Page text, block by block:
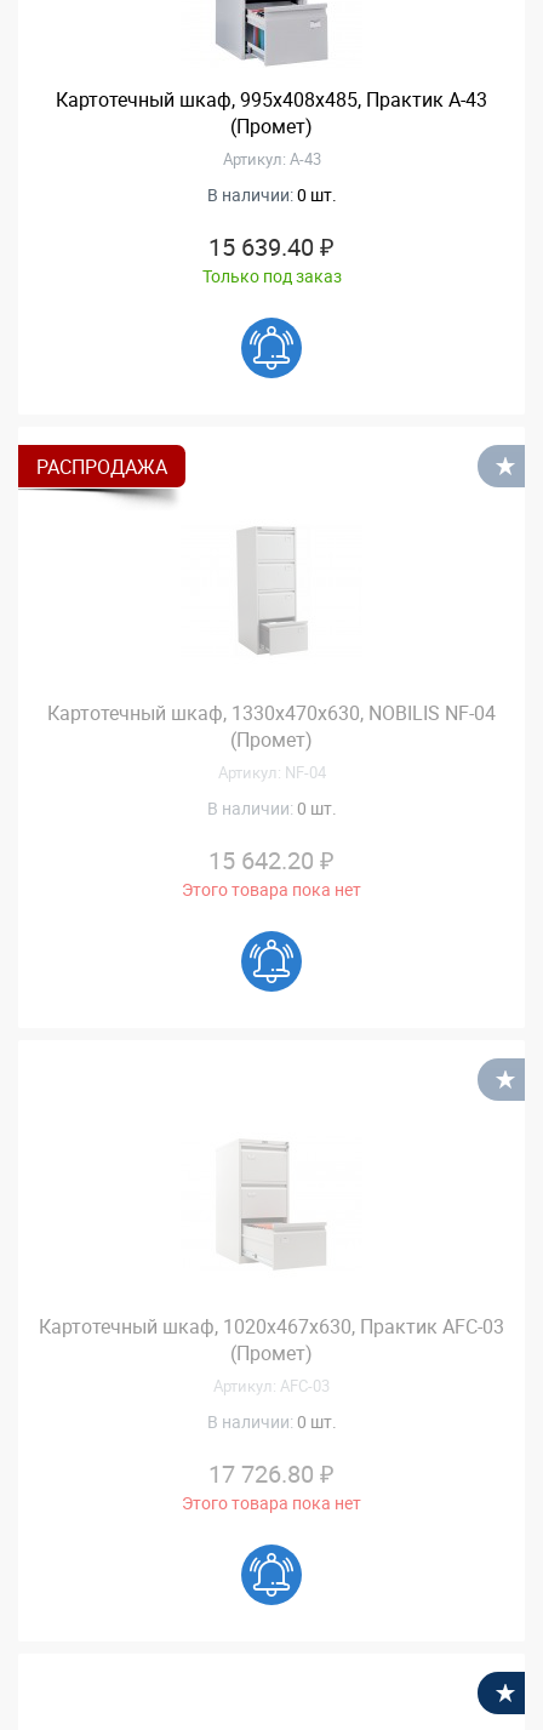
Картотечный шкаф, 995x408x485, Практик А-43
(Промет)
Артикул: А-43
В наличии:0 шт.
15 639.40 ₽
Только под заказ
РАСПРОДАЖА
Картотечный шкаф, 1330x470x630, NOBILIS NF-04
(Промет)
Артикул: NF-04
В наличии: 0 шт.
15 642.20 ₽
Этого товара пока нет
Картотечный шкаф, 1020x467x630, Практик AFC-03
(Промет)
Артикул: AFC-03
В наличии: 0 шт.
17 726.80 ₽
Этого товара пока нет